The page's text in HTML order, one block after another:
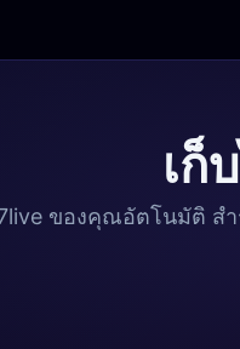
เก็
ของคุณอัตโนมัติ ส